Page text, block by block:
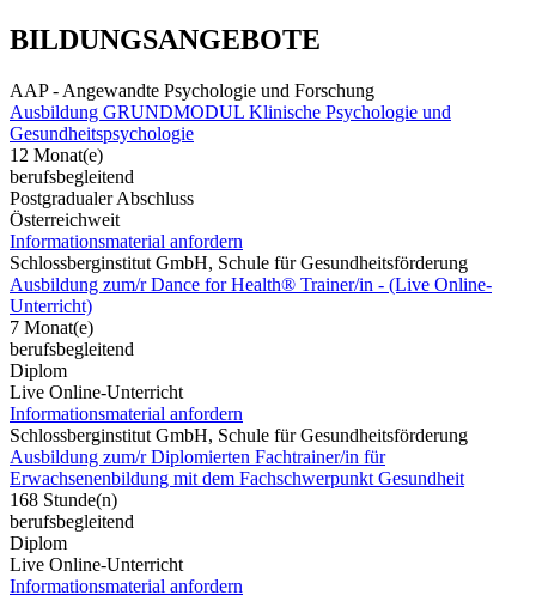
BILDUNGSANGEBOTE
AAP - Angewandte Psychologie und Forschung
Ausbildung GRUNDMODUL Klinische Psychologie und
Gesundheitspsychologie
12 Monat(e)
berufsbegleitend
Postgradualer Abschluss
Österreichweit
Informationsmaterial anfordern
Schlossberginstitut GmbH, Schule für Gesundheitsförderung
Ausbildung zum/r Dance for Health® Trainer/in - (Live Online-
Unterricht)
7 Monat(e)
berufsbegleitend
Diplom
Live Online-Unterricht
Informationsmaterial anfordern
Schlossberginstitut GmbH, Schule für Gesundheitsförderung
Ausbildung zum/r Diplomierten Fachtrainer/in für
Erwachsenenbildung mit dem Fachschwerpunkt Gesundheit
168 Stunde(n)
berufsbegleitend
Diplom
Live Online-Unterricht
Informationsmaterial anfordern